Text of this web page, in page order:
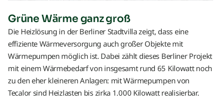
Grüne Wärme ganz groß
Die Heizlösung in der Berliner Stadtvilla zeigt, dass eine
effiziente Wärmeversorgung auch großer Objekte mit
Wärmepumpen möglich ist. Dabei zählt dieses Berliner Projekt
mit einem Wärmebedarf von insgesamt rund 65 Kilowatt noch
zu den eher kleineren Anlagen: mit Wärmepumpen von
Tecalor sind Heizlasten bis zirka 1.000 Kilowatt realisierbar.